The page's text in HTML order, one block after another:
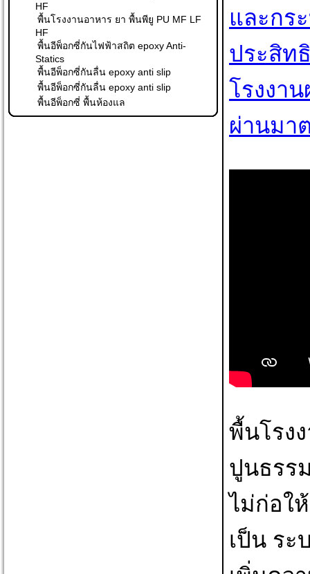
HF
พื้นโรงงานอาหาร ยา พื้นพียู PU MF LF
HF
พื้นอีพ็อกซี่กันไฟฟ้าสถิต epoxy Anti-
Statics
พื้นอีพ็อกซี่กันลื่น epoxy anti slip
พื้นอีพ็อกซี่กันลื่น epoxy anti slip
พื้นอีพ็อกซี่ พื้นห้องแล
และกร
ประสิท
โรงงา
ผ่านมา
พื้นโรง
ปูนธรร
ไม่ก่อใ
เป็น ระ